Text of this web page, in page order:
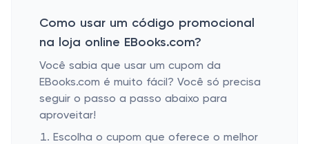
Como usar um código promocional
na loja online EBooks.com?
Você sabia que usar um cupom da
EBooks.com é muito fácil? Você só precisa
seguir o passo a passo abaixo para
aproveitar!
Escolha o cupom que oferece o melhor